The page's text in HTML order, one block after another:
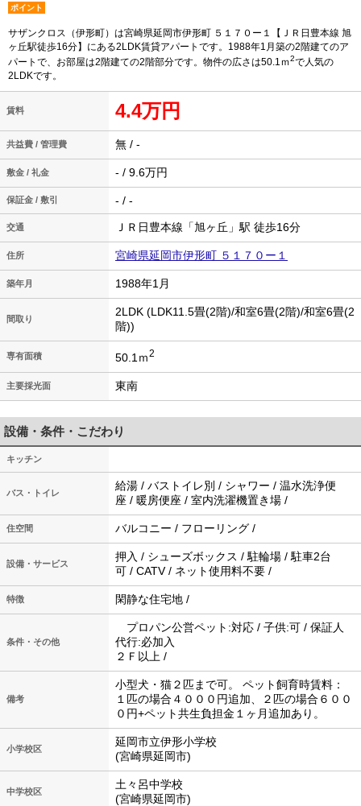
ポイント
サザンクロス（伊形町）は宮崎県延岡市伊形町 ５１７０ー１【ＪＲ日豊本線 旭
ヶ丘駅徒歩16分】にある2LDK賃貸アパートです。1988年1月築の2階建てのア
パートで、お部屋は2階建ての2階部分です。物件の広さは50.1ｍ2で人気の
2LDKです。
賃料 4.4万円
共益費 / 管理費 無 / -
敷金 / 礼金 - / 9.6万円
保証金 / 敷引 - / -
交通 ＪＲ日豊本線「旭ヶ丘」駅 徒歩16分
住所 宮崎県延岡市伊形町 ５１７０ー１
築年月 1988年1月
間取り
2LDK (LDK11.5畳(2階)/和室6畳(2階)/和室6畳(2
階))
専有面積 50.1ｍ2
主要採光面 東南
設備・条件・こだわり
キッチン
バス・トイレ
給湯 / バストイレ別 / シャワー / 温水洗浄便
座 / 暖房便座 / 室内洗濯機置き場 /
住空間 バルコニー / フローリング /
設備・サービス
押入 / シューズボックス / 駐輪場 / 駐車2台
可 / CATV / ネット使用料不要 /
特徴 閑静な住宅地 /
条件・その他
プロパン公営ペット:対応 / 子供:可 / 保証人
代行:必加入
２Ｆ以上 /
備考
小型犬・猫２匹まで可。 ペット飼育時賃料：
１匹の場合４０００円追加、２匹の場合６００
０円+ペット共生負担金１ヶ月追加あり。
小学校区
延岡市立伊形小学校
(宮崎県延岡市)
中学校区
土々呂中学校
(宮崎県延岡市)